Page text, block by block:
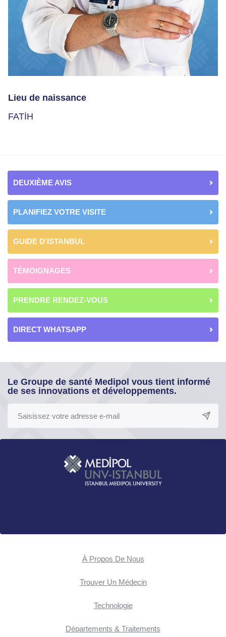
Lieu de naissance
FATİH
DEUXIÈME AVIS
PLANIFIEZ VOTRE VISITE
GUIDE D'ISTANBUL
TÉMOIGNAGES
PRENDRE RENDEZ-VOUS
DIRECT WHATSAPP
Le Groupe de santé Medipol vous tient informé
de ses innovations et développements.
À Propos De Nous
Trouver Un Médecin
Technologie
Départements & Traitements